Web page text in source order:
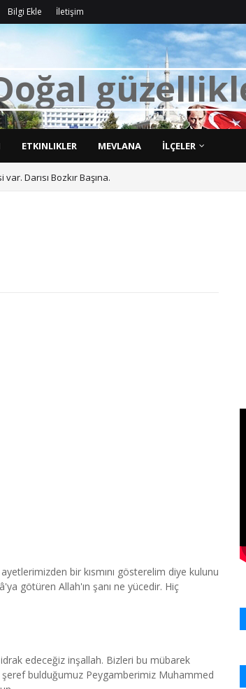
Bilgi Ekle İletişim
oğal güzellikl
ETKINLIKLER MEVLANA İLÇELER
Darısı Bozkır Başına.
bir kısmını gösterelim diye kulunu
götüren Allah'ın şanı ne yücedir. Hiç
edeceğiz inşallah. Bizleri bu mübarek
bulduğumuz Peygamberimiz Muhammed